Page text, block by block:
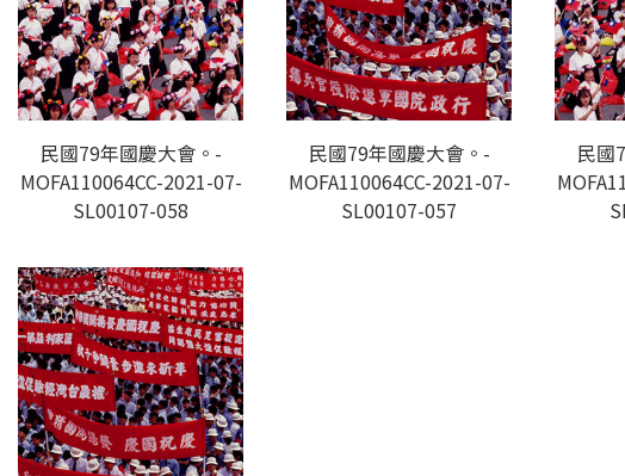
民國79年國慶大會。-
MOFA110064CC-2021-07-
SL00107-058
民國79年國慶大會。-
MOFA110064CC-2021-07-
SL00107-057
民國